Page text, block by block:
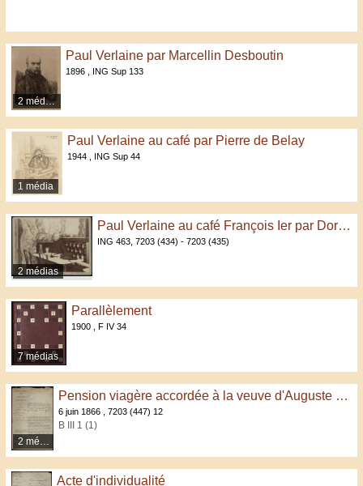
2 médias
Paul Verlaine par Marcellin Desboutin
1896 , ING Sup 133
1 média
Paul Verlaine au café par Pierre de Belay
1944 , ING Sup 44
2 médias
Paul Verlaine au café François Ier par Dornac et Cie
ING 463, 7203 (434) - 7203 (435)
7 médias
Parallèlement
1900 , F IV 34
Pension viagère accordée à la veuve d'Auguste Verlaine
6 juin 1866 , 7203 (447) 12
B III 1 (1)
Acte d'individualité